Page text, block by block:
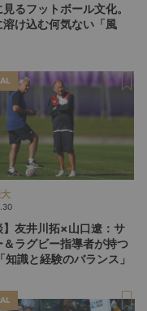
るフットボール文化。
溶け込む何気ない「風
】友井川拓×山口遼：サ
＆ラグビー指導者が持つ
知識と経験のバランス」